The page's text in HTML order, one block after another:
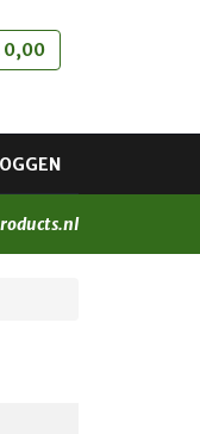
0,00